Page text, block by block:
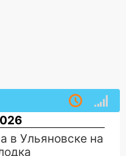
в Ульяновске на